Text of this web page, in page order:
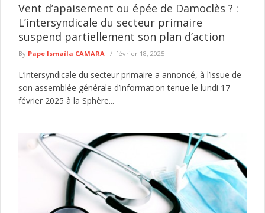
Vent d’apaisement ou épée de Damoclès ? :
L’intersyndicale du secteur primaire
suspend partiellement son plan d’action
By Pape Ismaïla CAMARA février 18, 2025
L’intersyndicale du secteur primaire a annoncé, à l’issue de
son assemblée générale d’information tenue le lundi 17
février 2025 à la Sphère...